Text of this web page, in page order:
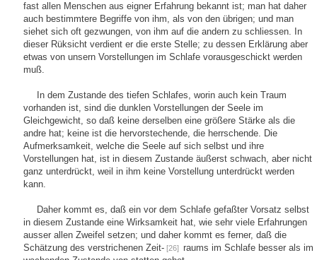
fast allen Menschen aus eigner Erfahrung bekannt ist; man hat daher
auch bestimmtere Begriffe von ihm, als von den übrigen; und man
siehet sich oft gezwungen, von ihm auf die andern zu schliessen. In
dieser Rüksicht verdient er die erste Stelle; zu dessen Erklärung aber
etwas von unsern Vorstellungen im Schlafe vorausgeschickt werden
muß.
In dem Zustande des tiefen Schlafes, worin auch kein Traum
vorhanden ist, sind die dunklen Vorstellungen der Seele im
Gleichgewicht, so daß keine derselben eine größere Stärke als die
andre hat; keine ist die hervorstechende, die herrschende. Die
Aufmerksamkeit, welche die Seele auf sich selbst und ihre
Vorstellungen hat, ist in diesem Zustande äußerst schwach, aber nicht
ganz unterdrückt, weil in ihm keine Vorstellung unterdrückt werden
kann.
Daher kommt es, daß ein vor dem Schlafe gefaßter Vorsatz selbst
in diesem Zustande eine Wirksamkeit hat, wie sehr viele Erfahrungen
ausser allen Zweifel setzen; und daher kommt es ferner, daß die
Schätzung des verstrichenen Zeit- [26] raums im Schlafe besser als im